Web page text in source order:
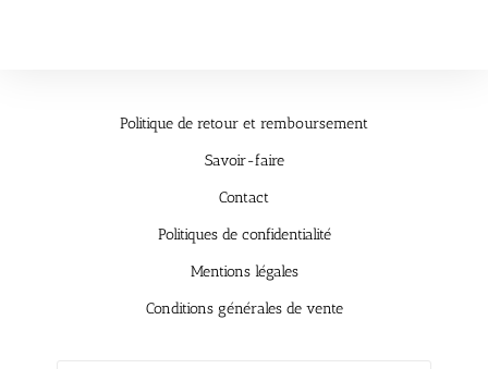
Politique de retour et remboursement
Savoir-faire
Contact
Politiques de confidentialité
Mentions légales
Conditions générales de vente